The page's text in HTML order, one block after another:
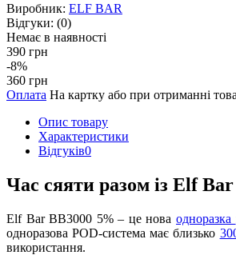
Виробник: ELF BAR
Відгуки: (0)
Немає в наявності
390 грн
-8%
360 грн
Оплата На картку або при отриманні
Опис товару
Характеристики
Відгуків0
Час сяяти разом із Elf
Elf Bar BB3000 5% – це нова одноразка
одноразова POD-система має близько
використання.